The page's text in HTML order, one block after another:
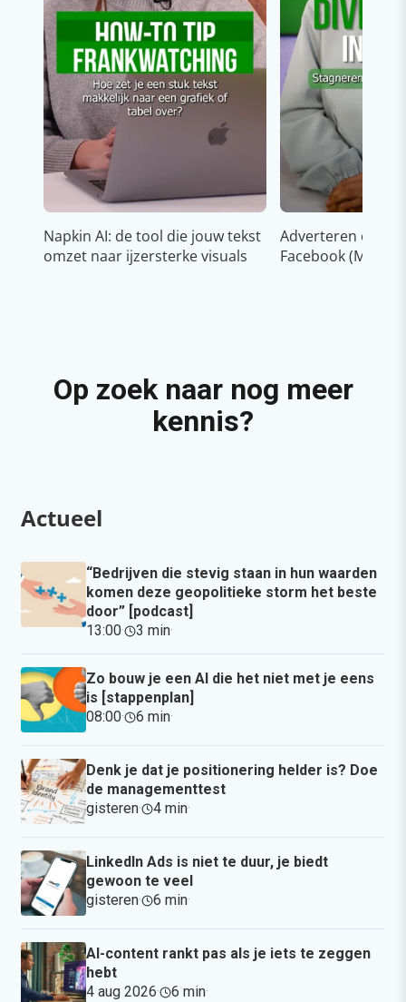
Napkin AI: de tool die jouw tekst
omzet naar ijzersterke visuals
Adverteren op
Facebook (Meta)
Op zoek naar nog meer
kennis?
Actueel
“Bedrijven die stevig staan in hun waarden
komen deze geopolitieke storm het beste
door” [podcast]
13:00· 3 min·
Zo bouw je een AI die het niet met je eens
is [stappenplan]
08:00· 6 min·
Denk je dat je positionering helder is? Doe
de managementtest
gisteren· 4 min·
LinkedIn Ads is niet te duur, je biedt
gewoon te veel
gisteren· 6 min·
AI-content rankt pas als je iets te zeggen
hebt
4 aug 2026· 6 min·